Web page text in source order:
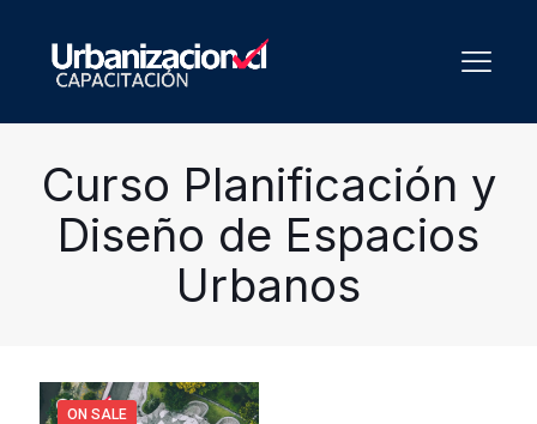
Curso Planificación y
Diseño de Espacios
Urbanos
ON SALE